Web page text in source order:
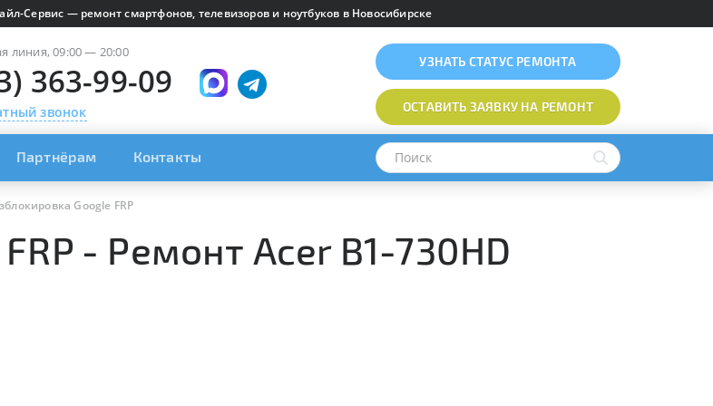
Сервис — ремонт смартфонов, телевизоров и ноутбуков в Новосибирске
линия, 09:00 — 20:00
363-99-09
звонок
УЗНАТЬ СТАТУС РЕМОНТА
ОСТАВИТЬ ЗАЯВКУНА РЕМОНТ
Партнёрам Контакты
Google FRP
- Ремонт Acer B1-730HD